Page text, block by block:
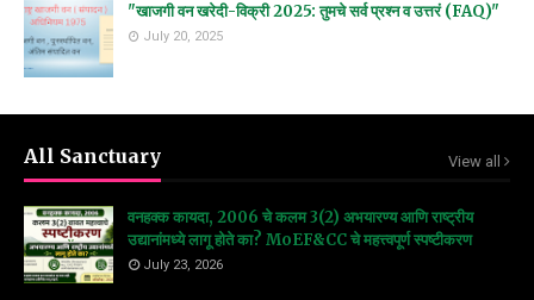
"खाजगी वन खरेदी-विक्री 2025: तुमचे सर्व प्रश्न व उत्तरं (FAQ)"
July 20, 2025
All Sanctuary View all
वनहक्क कायदा, 2006 चे कलम 3(2) अभयारण्य आणि राष्ट्रीय
उद्यानांमध्ये लागू होते का? MoEF&CC चे महत्त्वपूर्ण स्पष्टीकरण
July 23, 2026